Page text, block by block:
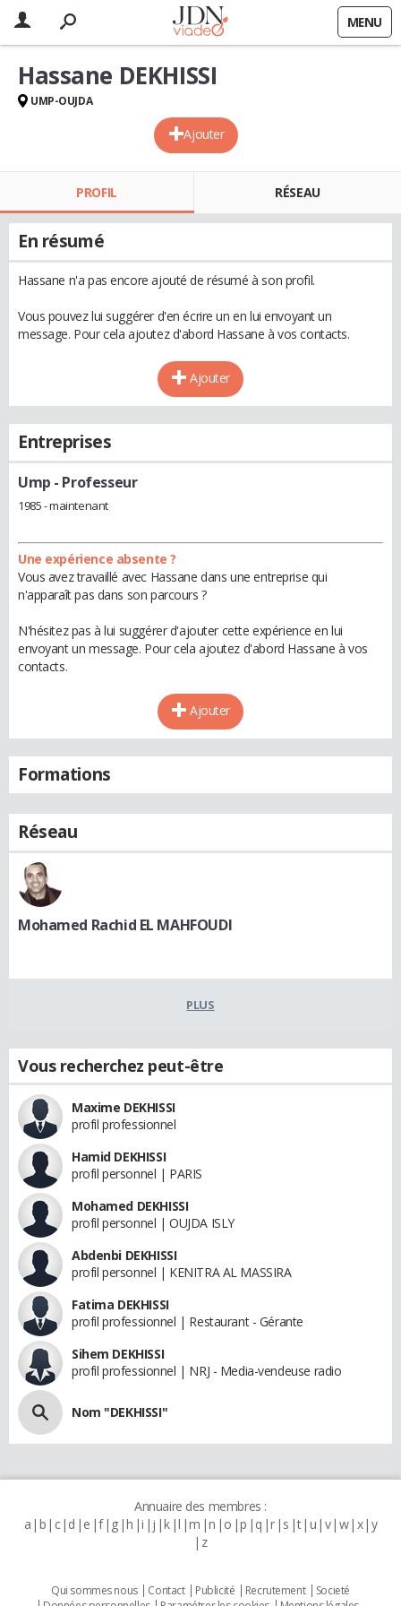
MENU
Ajouter
Hassane DEKHISSI
UMP-OUJDA
PROFIL RÉSEAU
En résumé
Hassane n'a pas encore ajouté de résumé à son profil.
Vous pouvez lui suggérer d'en écrire un en lui envoyant un
message. Pour cela ajoutez d'abord Hassane à vos contacts.
Ajouter
Entreprises
Ump - Professeur
1985 - maintenant
Une expérience absente ?
Vous avez travaillé avec Hassane dans une entreprise qui
n'apparaît pas dans son parcours ?
N'hésitez pas à lui suggérer d'ajouter cette expérience en lui
envoyant un message. Pour cela ajoutez d'abord Hassane à vos
contacts.
Ajouter
Formations
Réseau
Mohamed Rachid EL MAHFOUDI
PLUS
Vous recherchez peut-être
Maxime DEKHISSI
profil professionnel
Hamid DEKHISSI
profil personnel | PARIS
Mohamed DEKHISSI
profil personnel | OUJDA ISLY
Abdenbi DEKHISSI
profil personnel | KENITRA AL MASSIRA
Fatima DEKHISSI
profil professionnel | Restaurant - Gérante
Sihem DEKHISSI
profil professionnel | NRJ - Media-vendeuse radio
Nom "DEKHISSI"
Annuaire des membres :
a b c d e f g h i j k l m n o p q r s t u v w x y
z
Qui sommes nous Contact Publicité Recrutement
Societé